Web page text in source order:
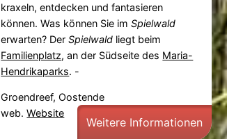
kraxeln, entdecken und fantasieren
können. Was können Sie imSpielwald
erwarten? DerSpielwald liegt beim
Familienplatz, an der Südseite des Maria-
Hendrikaparks. -
Groendreef, Oostende
web.Website
Weitere Informationen